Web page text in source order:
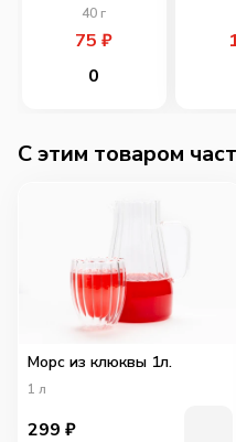
40 г
75₽
0
C этим товаром
Морс из клюквы 1л.
1 л
299 ₽